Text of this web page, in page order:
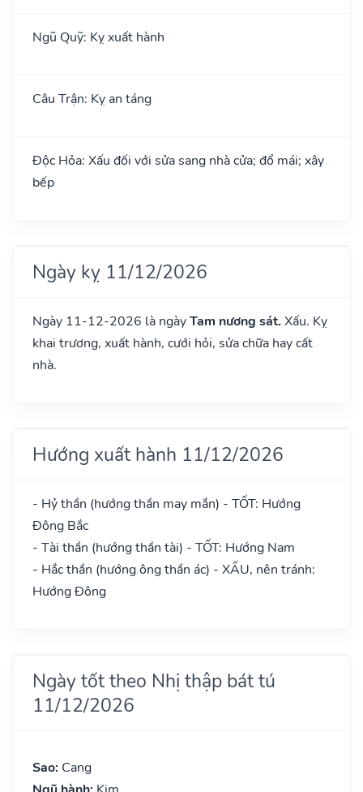
Ngũ Quỹ: Kỵ xuất hành
Câu Trận: Kỵ an táng
Độc Hỏa: Xấu đối với sửa sang nhà cửa; đổ mái; xây
bếp
Ngày kỵ 11/12/2026
Ngày 11-12-2026 là ngàyTam nương sát. Xấu. Kỵ
khai trương, xuất hành, cưới hỏi, sửa chữa hay cất
nhà.
Hướng xuất hành 11/12/2026
- Hỷ thần (hướng thần may mắn) - TỐT: Hướng
Đông Bắc
- Tài thần (hướng thần tài) - TỐT: Hướng Nam
- Hắc thần (hướng ông thần ác) - XẤU, nên tránh:
Hướng Đông
Ngày tốt theo Nhị thập bát tú
11/12/2026
Sao: Cang